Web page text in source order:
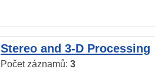
Stereo and 3-D Processing
Počet záznamů: 3